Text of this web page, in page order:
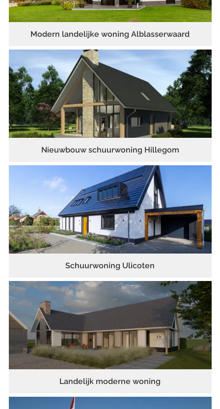
Modern landelijke woning Alblasserwaard
Nieuwbouw schuurwoning Hillegom
Schuurwoning Ulicoten
Landelijk moderne woning